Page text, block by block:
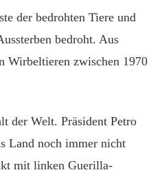
der bedrohten Tiere und
bedroht. Aus
Wirbeltieren zwischen 1970
der Welt. Präsident Petro
Land noch immer nicht
mit linken Guerilla-